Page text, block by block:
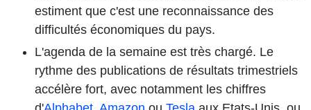
estiment que c'est une reconnaissance des
difficultés économiques du pays.
L'agenda de la semaine est très chargé. Le
rythme des publications de résultats trimestriels
accélère fort, avec notamment les chiffres